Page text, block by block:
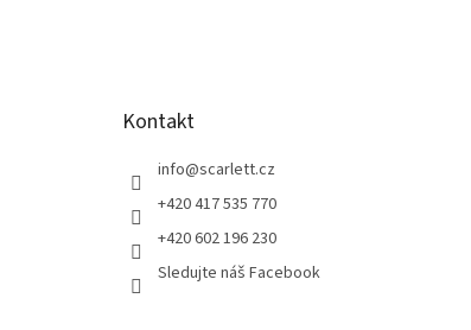
Kontakt
info@scarlett.cz
+420 417 535 770
+420 602 196 230
Sledujte náš Facebook